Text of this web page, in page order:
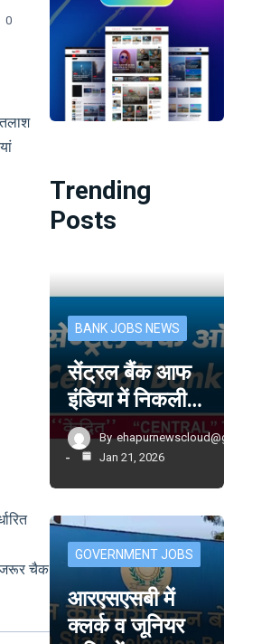
0
जरूर चैक
Trending
Posts
BANK JOBS NEWS
सेंट्रल बैंक आफ
इंडिया में निकली…
By ehapurnewscloud@gmail.com
Jan 21, 2026
GOVERNMENT JOBS
आरएसएसबी में
क्लर्क व जूनियर